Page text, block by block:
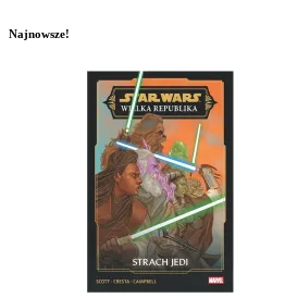
Najnowsze!